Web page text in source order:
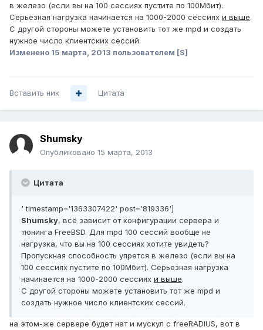
в железо (если вы на 100 сессиях пустите по 100Мбит).
Серьезная нагрузка начинается на 1000-2000 сессиях и выше.
С другой стороны можете установить тот же mpd и создать
нужное число клиентских сессий.
Изменено 15 марта, 2013 пользователем [S]
Вставить ник Цитата
Shumsky
Опубликовано 15 марта, 2013
Цитата
' timestamp='1363307422' post='819336']
Shumsky, всё зависит от конфигурации сервера и
тюнинга FreeBSD. Для mpd 100 сессий вообще не
нагрузка, что вы на 100 сессиях хотите увидеть?
Пропускная способность упрется в железо (если вы на
100 сессиях пустите по 100Мбит). Серьезная нагрузка
начинается на 1000-2000 сессиях и выше.
С другой стороны можете установить тот же mpd и
создать нужное число клиентских сессий.
на этом-же сервере будет нат и мускул с freeRADIUS, вот в